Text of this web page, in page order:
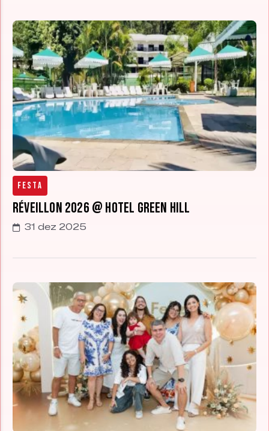
Festa
Réveillon 2026 @ Hotel Green Hill
31 dez 2025